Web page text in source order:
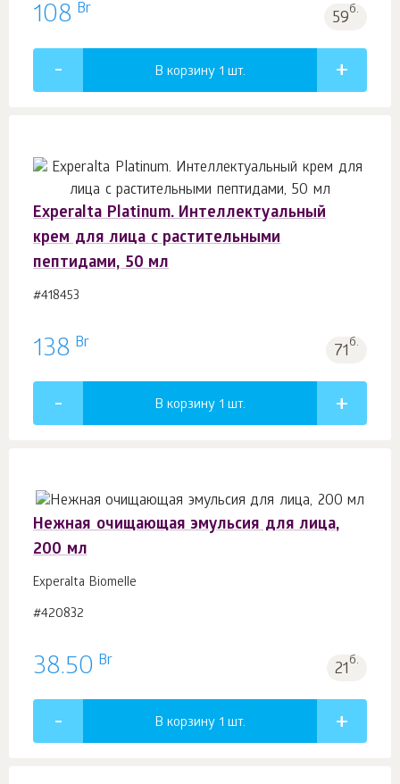
108 Br 59б.
В корзину 1 шт.
Experalta Platinum. Интеллектуальный
крем для лица с растительными
пептидами, 50 мл
#418453
138 Br 71б.
В корзину 1 шт.
Нежная очищающая эмульсия для лица,
200 мл
Experalta Biomelle
#420832
38.50 Br 21б.
В корзину 1 шт.